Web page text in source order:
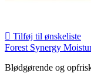
 Tilføj til ønskeliste
Forest Synergy
Blødgørende og